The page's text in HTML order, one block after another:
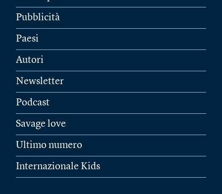
Pubblicità
Paesi
Autori
Newsletter
Podcast
Savage love
Ultimo numero
Internazionale Kids